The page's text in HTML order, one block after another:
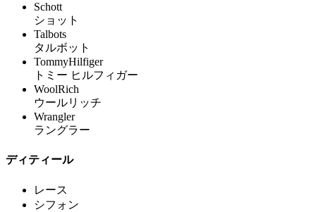
Schott
ショット
Talbots
タルボット
TommyHilfiger
トミー ヒルフィガー
WoolRich
ウールリッチ
Wrangler
ラングラー
ディティール
レース
シフォン